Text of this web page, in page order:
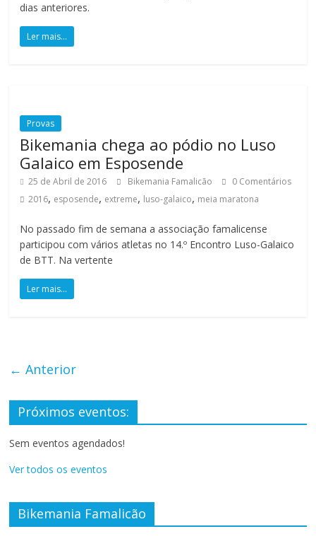
s
dias anteriores.
Ler mais...
Provas
Bikemania chega ao pódio no Luso
Galaico em Esposende
25 de Abril de 2016 Bikemania Famalicão
0 Comentários
2016, esposende, extreme, luso-galaico, meia maratona
No passado fim de semana a associação famalicense
participou com vários atletas no 14.º Encontro Luso-Galaico
de BTT. Na vertente
Ler mais...
← Anterior
Próximos eventos:
Sem eventos agendados!
Ver todos os eventos
Bikemania Famalicão